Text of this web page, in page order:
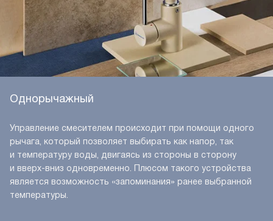
Однорычажный
Управление смесителем происходит при помощи одного
рычага, который позволяет выбирать как напор, так
и температуру воды, двигаясь из стороны в сторону
и вверх-вниз одновременно. Плюсом такого устройства
является возможность «запоминания» ранее выбранной
температуры.